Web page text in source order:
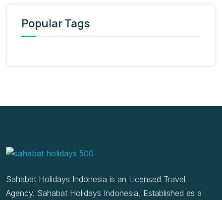
Popular Tags
Sahabat Holidays Indonesia is an Licensed Travel
Agency. Sahabat Holidays Indonesia, Established as a